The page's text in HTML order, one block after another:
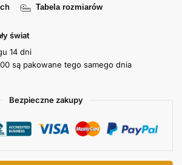
Tabela rozmiarów
świat
14 dni
są pakowane tego samego dnia
Bezpieczne zakupy